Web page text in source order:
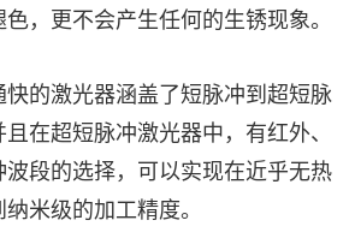
，更不会产生任何的生锈现象。
的激光器涵盖了短脉冲到超短脉
在超短脉冲激光器中，有红外、
段的选择，可以实现在近乎无热
米级的加工精度。